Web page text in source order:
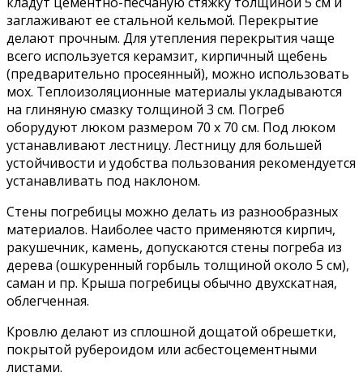
заглаживают ее стальной кельмой. Перекрытие
делают прочным. Для утепления перекрытия чаще
всего используется керамзит, кирпичный щебень
(предварительно просеянный), можно использовать
мох. Теплоизоляционные материалы укладываются
на глиняную смазку толщиной 3 см. Погреб
оборудуют люком размером 70 х 70 см. Под люком
устанавливают лестницу. Лестницу для большей
устойчивости и удобства пользования рекомендуется
устанавливать под наклоном.
Стены погребицы можно делать из разнообразных
материалов. Наиболее часто применяются кирпич,
ракушечник, камень, допускаются стены погреба из
дерева (ошкуренный горбыль толщиной около 5 см),
саман и пр. Крыша погребицы обычно двухскатная,
облегченная.
Кровлю делают из сплошной дощатой обрешетки,
покрытой рубероидом или асбестоцементными
листами.